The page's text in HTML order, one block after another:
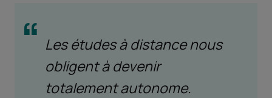
Les études à distance nous
obligent à devenir
totalement autonome.